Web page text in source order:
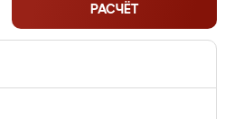
РАСЧЁТ